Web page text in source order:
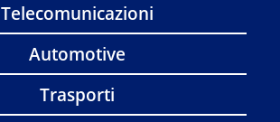
Telecomunicazioni
Automotive
Trasporti